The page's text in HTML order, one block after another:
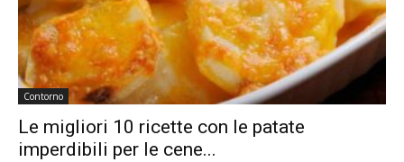
Contorno
Le migliori 10 ricette con le patate
imperdibili per le cene...